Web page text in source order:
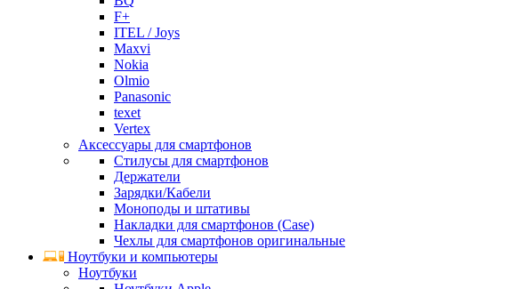
F+
ITEL / Joys
Maxvi
Nokia
Olmio
Panasonic
texet
Vertex
Аксессуары для смартфонов
Стилусы для смартфонов
Держатели
Зарядки/Кабели
Моноподы и штативы
Накладки для смартфонов (Case)
Чехлы для смартфонов оригинальные
Ноутбуки и компьютеры
Ноутбуки